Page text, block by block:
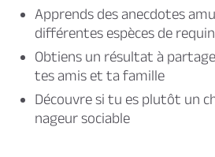
Apprends des anecdotes
différentes espèces de
Obtiens un résultat à
tes amis et ta famille
Découvre si tu es plutôt un
nageur sociable